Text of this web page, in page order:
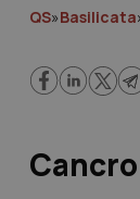
QS»Basilicata